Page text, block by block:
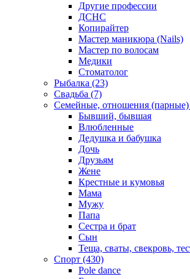
Другие профессии
ДСНС
Копирайтер
Мастер маникюра (Nails)
Мастер по волосам
Медики
Стоматолог
Рыбалка (23)
Свадьба (7)
Семейные, отношения (парные)
Бывший, бывшая
Влюбленные
Дедушка и бабушка
Дочь
Друзьям
Жене
Крестные и кумовья
Мама
Мужу
Папа
Сестра и брат
Сын
Теща, сваты, свекровь,
Спорт (430)
Pole dance